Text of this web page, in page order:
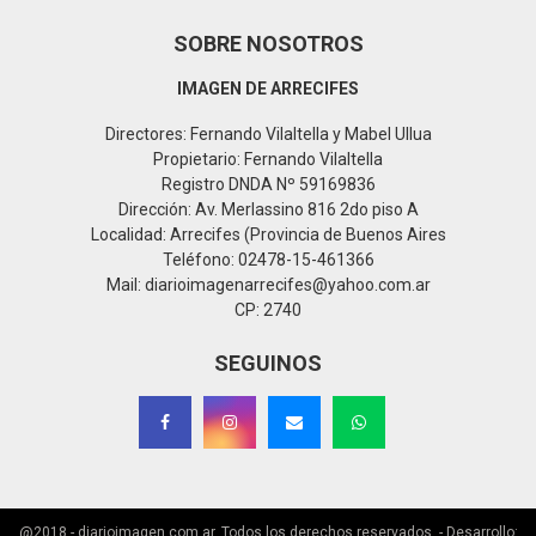
SOBRE NOSOTROS
IMAGEN DE ARRECIFES
Directores: Fernando Vilaltella y Mabel Ullua
Propietario: Fernando Vilaltella
Registro DNDA Nº 59169836
Dirección: Av. Merlassino 816 2do piso A
Localidad: Arrecifes (Provincia de Buenos Aires
Teléfono: 02478-15-461366
Mail: diarioimagenarrecifes@yahoo.com.ar
CP: 2740
SEGUINOS